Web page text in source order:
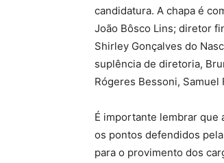
candidatura. A chapa é
João Bôsco Lins; diretor
Shirley Gonçalves do
suplência de diretoria,
Rógeres Bessoni,
É importante lembrar que
os pontos defendidos
para o provimento dos